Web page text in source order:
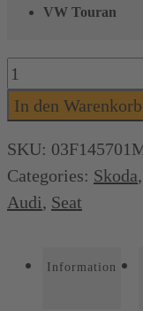
VW Touran
Turbolader
IHI
für
Audi,
Seat,
VW,
In den Warenkorb
SKU:
Categories: Skoda,
Audi, Seat
Information